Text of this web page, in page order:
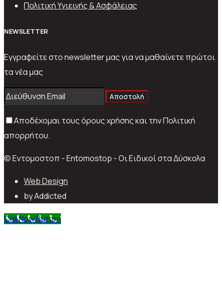
Πολιτική Υγιεινής & Ασφάλειας
ΝEWSLETTER
Εγγραφείτε στο newsletter μας για να μαθαίνετε πρώτοι
τα νέα μας
Αποστολή
Αποδέχομαι τους όρους χρήσης και την Πολιτική
απορρήτου.
© Εντομοστοπ - Entomostop - Οι Ειδικοί στα Δύσκολα
Web Design
by Addicted
Call Now Button